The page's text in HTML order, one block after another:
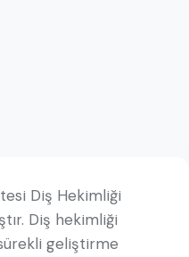
Diş Hekimliği
Diş hekimliği
geliştirme